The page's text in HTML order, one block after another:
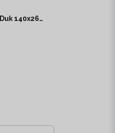
Jakobsdals Quadro Duk 140x260 cm Svart/Offwhite